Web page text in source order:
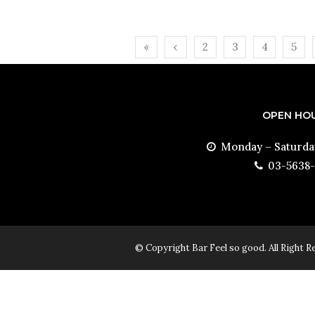
«
Firs
‹
Pre
2 3 4 5
OPEN
Monday –
03-
© Copyright Bar Feel so good. All Right